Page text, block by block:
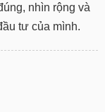
nhìn rộng và
tư của mình.